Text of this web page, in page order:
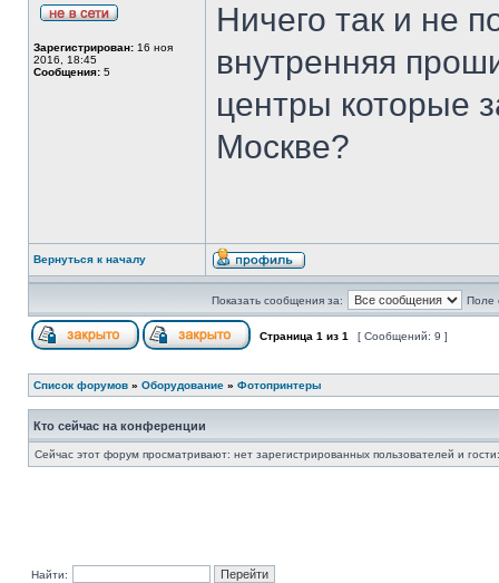
Зарегистрирован: 16 ноя
2016, 18:45
Сообщения: 5
Ничего так и не
внутренняя
центры которые
Москве?
Вернуться к началу
Показать сообщения за: Поле
Страница 1 из 1 [ Сообщений: 9 ]
Список форумов » Оборудование » Фотопринтеры
Кто сейчас на конференции
Сейчас этот форум просматривают: нет зарегистрированных пользователей и
Найти: